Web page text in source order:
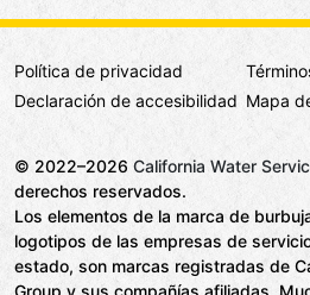
Política de privacidad
Declaración de accesibilidad Mapa
© 2022–2026 California Water
derechos reservados.
Los elementos de la marca de
logotipos de las empresas de
estado, son marcas registradas de